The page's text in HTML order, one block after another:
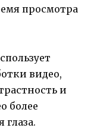
просмотра
видео,
и
более